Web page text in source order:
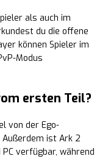
als auch im
du die offene
können Spieler im
Modus
ersten Teil?
von der Ego-
ist Ark 2
verfügbar, während